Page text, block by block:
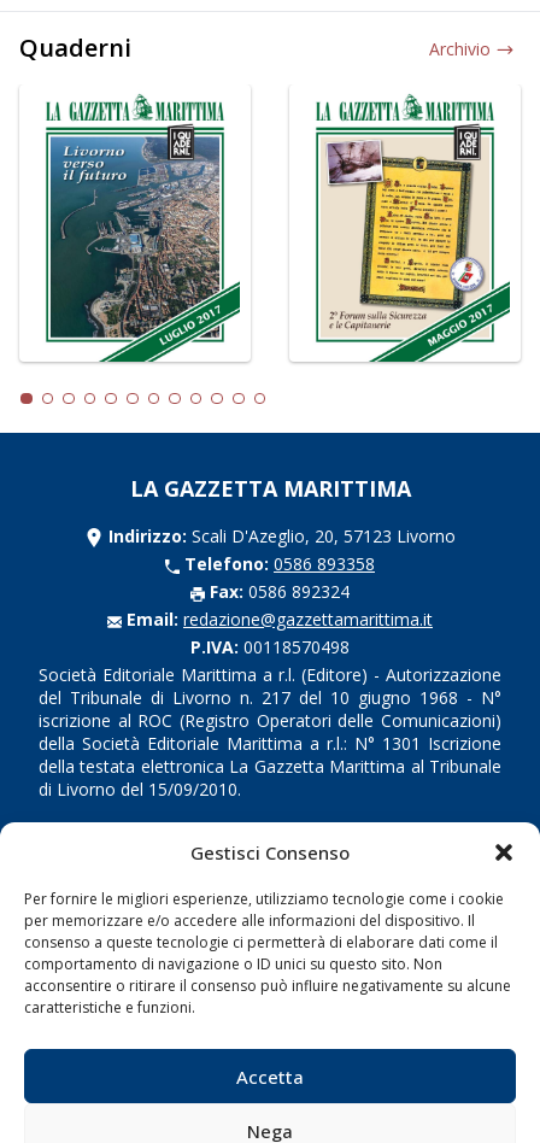
Gestisci Consenso
Per fornire le migliori esperienze, utilizziamo tecnologie come i cookie
per memorizzare e/o accedere alle informazioni del dispositivo. Il
consenso a queste tecnologie ci permetterà di elaborare dati come il
comportamento di navigazione o ID unici su questo sito. Non
acconsentire o ritirare il consenso può influire negativamente su alcune
caratteristiche e funzioni.
Accetta
Nega
Quaderni Archivio
LA GAZZETTA MARITTIMA
Indirizzo: Scali D'Azeglio, 20, 57123 Livorno
Telefono: 0586 893358
Fax: 0586 892324
Email: redazione@gazzettamarittima.it
P.IVA: 00118570498
Società Editoriale Marittima a r.l. (Editore) - Autorizzazione
del Tribunale di Livorno n. 217 del 10 giugno 1968 - N°
iscrizione al ROC (Registro Operatori delle Comunicazioni)
della Società Editoriale Marittima a r.l.: N° 1301 Iscrizione
della testata elettronica La Gazzetta Marittima al Tribunale
di Livorno del 15/09/2010.
LINK
Shipping
Porti/Interporti
Trasporti
Sostenibilità
Compagnie di Navigazione
Blue economy